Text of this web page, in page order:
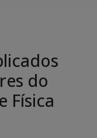
do
Física